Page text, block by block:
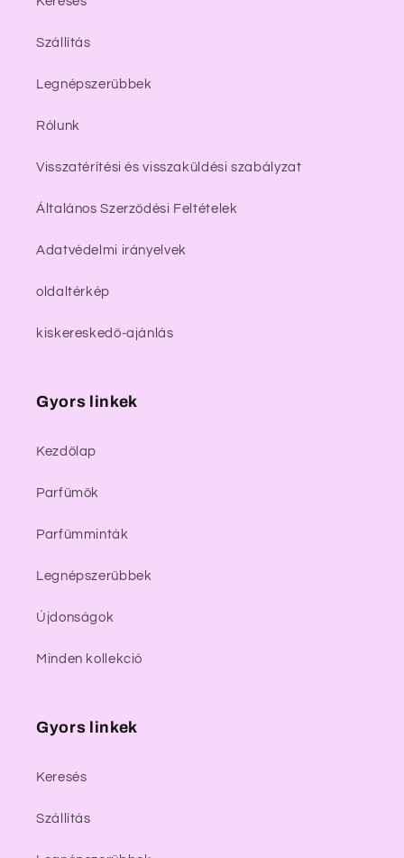
Szállítás
Legnépszerűbbek
Rólunk
Visszatérítési és visszaküldési szabályzat
Általános Szerződési Feltételek
Adatvédelmi irányelvek
oldaltérkép
kiskereskedő-ajánlás
Gyors linkek
Kezdőlap
Parfümök
Parfümminták
Legnépszerűbbek
Újdonságok
Minden kollekció
Gyors linkek
Keresés
Szállítás